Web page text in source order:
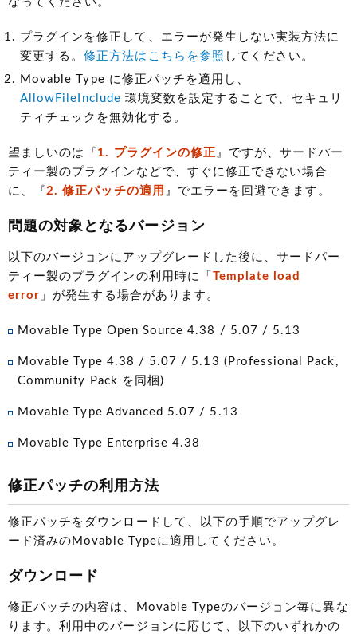
プラグインを修正して、エラーが発生しない実装方法に
変更する。修正方法はこちらを参照 してください。
Movable Type に修正パッチを適用し、
AllowFileInclude 環境変数を設定することで、セキュリ
ティチェックを無効化する。
望ましいのは『 1. プラグインの修正 』ですが、サードパー
ティー製のプラグインなどで、すぐに修正できない場合
に、『2. 修正パッチの適用 』でエラーを回避できます。
問題の対象となるバージョン
以下のバージョンにアップグレードした後に、サードパー
ティー製のプラグインの利用時に「 Template load
error 」が発生する場合があります。
Movable Type Open Source 4.38 / 5.07 / 5.13
Movable Type 4.38 / 5.07 / 5.13 (Professional Pack,
Community Pack を同梱)
Movable Type Advanced 5.07 / 5.13
Movable Type Enterprise 4.38
修正パッチの利用方法
修正パッチをダウンロードして、以下の手順でアップグレ
ード済みのMovable Typeに適用してください。
ダウンロード
修正パッチの内容は、Movable Typeのバージョン毎に異な
ります。利用中のバージョンに応じて、以下のいずれかの